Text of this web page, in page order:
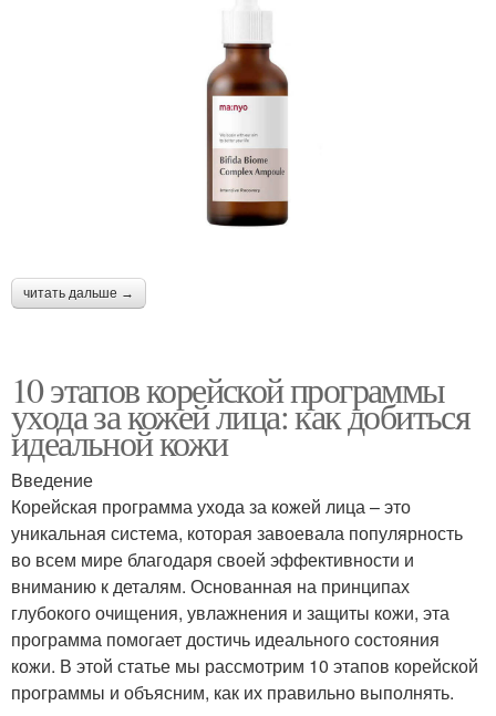
читать дальше →
10 этапов корейской программы
ухода за кожей лица: как добиться
идеальной кожи
Введение
Корейская программа ухода за кожей лица – это
уникальная система, которая завоевала популярность
во всем мире благодаря своей эффективности и
вниманию к деталям. Основанная на принципах
глубокого очищения, увлажнения и защиты кожи, эта
программа помогает достичь идеального состояния
кожи. В этой статье мы рассмотрим 10 этапов корейской
программы и объясним, как их правильно выполнять.